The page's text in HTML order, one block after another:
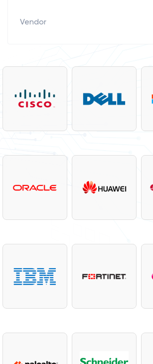
Vendor